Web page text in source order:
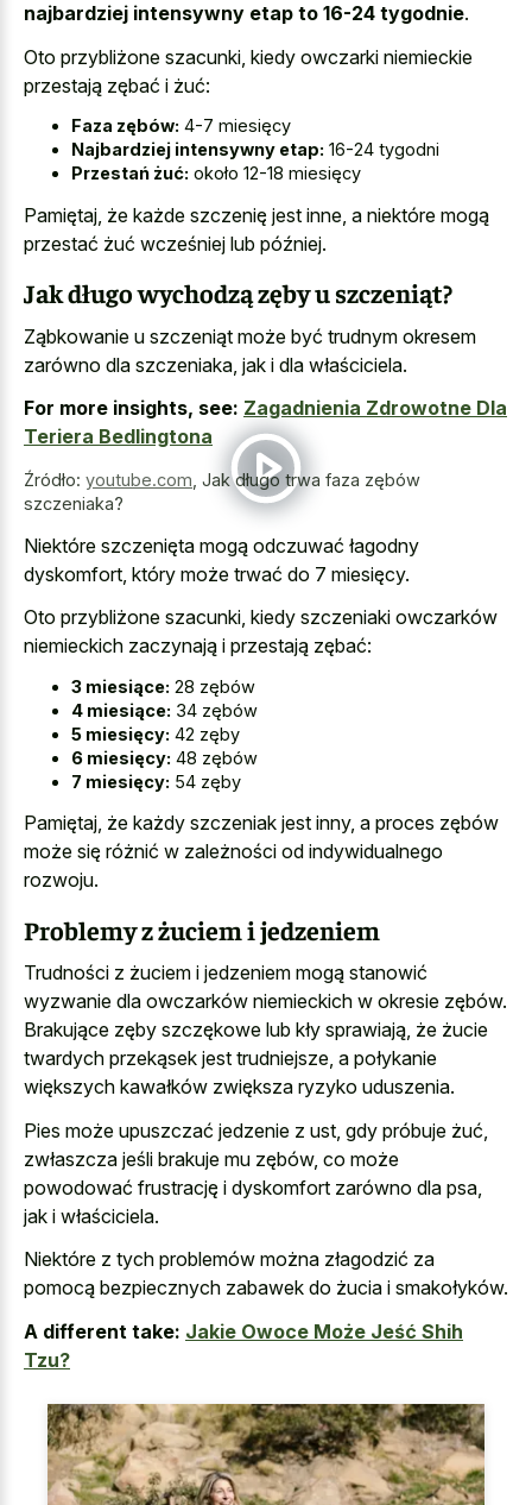
najbardziej intensywny etap to 16-24 tygodnie.
Oto przybliżone szacunki, kiedy owczarki niemieckie
przestają zębać i żuć:
Faza zębów: 4-7 miesięcy
Najbardziej intensywny etap: 16-24 tygodni
Przestań żuć: około 12-18 miesięcy
Pamiętaj, że każde szczenię jest inne, a niektóre mogą
przestać żuć wcześniej lub później.
Jak długo wychodzą zęby u szczeniąt?
Ząbkowanie u szczeniąt może być trudnym okresem
zarówno dla szczeniaka, jak i dla właściciela.
For more insights, see: Zagadnienia Zdrowotne Dla
Teriera Bedlingtona
Źródło: youtube.com Jak długo trwa faza zębów
szczeniaka?
Niektóre szczenięta mogą odczuwać łagodny
dyskomfort, który może trwać do 7 miesięcy.
Oto przybliżone szacunki, kiedy szczeniaki owczarków
niemieckich zaczynają i przestają zębać:
3 miesiące: 28 zębów
4 miesiące: 34 zębów
5 miesięcy: 42 zęby
6 miesięcy: 48 zębów
7 miesięcy: 54 zęby
Pamiętaj, że każdy szczeniak jest inny, a proces zębów
może się różnić w zależności od indywidualnego
rozwoju.
Problemy z żuciem i jedzeniem
Trudności z żuciem i jedzeniem mogą stanowić
wyzwanie dla owczarków niemieckich w okresie zębów.
Brakujące zęby szczękowe lub kły sprawiają, że żucie
twardych przekąsek jest trudniejsze, a połykanie
większych kawałków zwiększa ryzyko uduszenia.
Pies może upuszczać jedzenie z ust, gdy próbuje żuć,
zwłaszcza jeśli brakuje mu zębów, co może
powodować frustrację i dyskomfort zarówno dla psa,
jak i właściciela.
Niektóre z tych problemów można złagodzić za
pomocą bezpiecznych zabawek do żucia i smakołyków.
A different take: Jakie Owoce Może Jeść Shih
Tzu?